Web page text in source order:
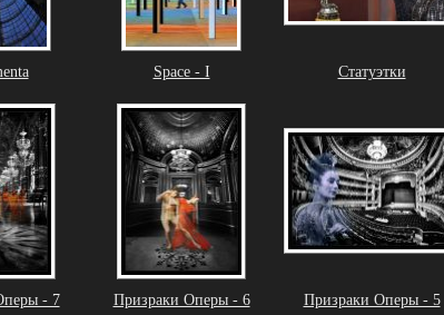
Space - I Статуэтки
- 7 Призраки Оперы - 6 Призраки Оперы - 5